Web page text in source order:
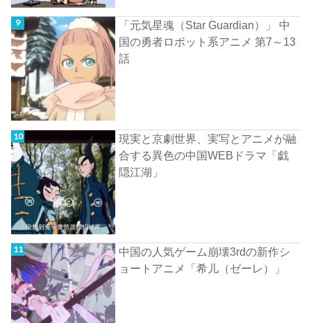
「元気星魂（Star Guardian）」 中
国の勇者ロボット系アニメ 第7～13
話
現実と京劇世界、実写とアニメが融
合する異色の中国WEBドラマ「戯
隠江湖」
中国の人気ゲーム崩壊3rdの新作シ
ョートアニメ「希儿（ゼーレ）」